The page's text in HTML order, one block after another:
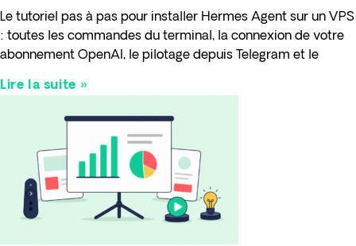
Le tutoriel pas à pas pour installer Hermes Agent sur un VPS
: toutes les commandes du terminal, la connexion de votre
abonnement OpenAI, le pilotage depuis Telegram et le
Lire la suite »